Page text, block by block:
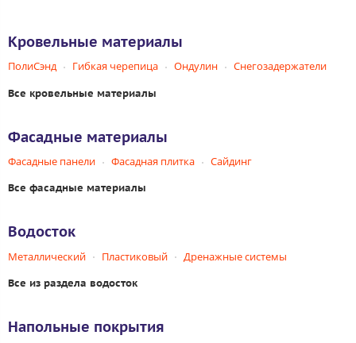
Кровельные материалы
ПолиСэнд Гибкая черепица Ондулин Снегозадержатели
Все кровельные материалы
Фасадные материалы
Фасадные панели Фасадная плитка Сайдинг
Все фасадные материалы
Водосток
Металлический Пластиковый Дренажные системы
Все из раздела водосток
Напольные покрытия